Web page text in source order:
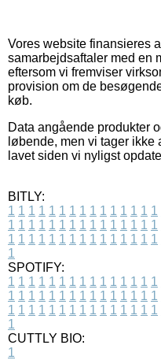
Vores website finansieres
samarbejdsaftaler med en
eftersom vi fremviser
provision om de
køb.
Data angående produkter
løbende, men vi tager ikke
lavet siden vi nyligst
BITLY:
1 1 1 1 1 1 1 1 1 1 1 1 1 1 1
1 1 1 1 1 1 1 1 1 1 1 1 1 1 1
1 1 1 1 1 1 1 1 1 1 1 1 1 1 1
1
SPOTIFY:
1 1 1 1 1 1 1 1 1 1 1 1 1 1 1
1 1 1 1 1 1 1 1 1 1 1 1 1 1 1
1 1 1 1 1 1 1 1 1 1 1 1 1 1 1
1
CUTTLY BIO:
1